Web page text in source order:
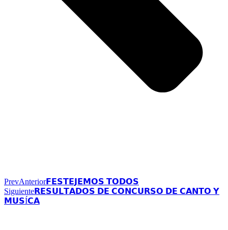
PrevAnterior𝗙𝗘𝗦𝗧𝗘𝗝𝗘𝗠𝗢𝗦 𝗧𝗢𝗗𝗢𝗦
Siguiente 𝗥𝗘𝗦𝗨𝗟𝗧𝗔𝗗𝗢𝗦 𝗗𝗘 𝗖𝗢𝗡𝗖𝗨𝗥𝗦𝗢 𝗗𝗘 𝗖𝗔𝗡𝗧𝗢 𝗬
𝗠𝗨𝗦Í𝗖𝗔